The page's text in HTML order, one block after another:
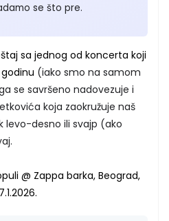
se što pre.
sa jednog od koncerta koji
(iako smo na samom
se savršeno nadovezuje i
koja zaokružuje naš
levo-desno ili svajp (ako